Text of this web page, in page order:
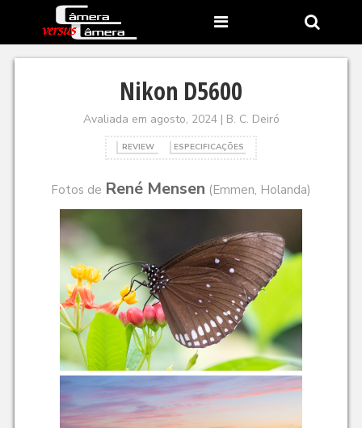
Nikon D5600
Avaliada em agosto, 2024 | B. C. Deiró
REVIEW ESPECIFICAÇÕES
Fotos de René Mensen (Emmen, Holanda)